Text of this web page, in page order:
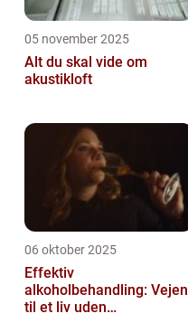
05 november 2025
Alt du skal vide om
akustikloft
06 oktober 2025
Effektiv
alkoholbehandling: Vejen
til et liv uden